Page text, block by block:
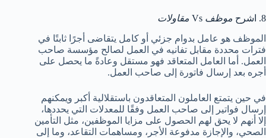
8. اشرح موظف
مقاولات
الموظف هو عامل بدوام جزئي أو كامل يتقاضى أجرًا ثابتًا في
فترات محددة مقابل تفانيه في العمل لصالح مؤسسة صاحب
العمل. أما العامل المتعاقد فهو مستقل وعادةً ما يحصل على
أجره بعد إرسال فاتورة إلى صاحب العمل.
في حين يتمتع العاملون المتعاقدون باستقلالية أكبر ويمكنهم
إرسال فواتير إلى صاحب العمل وفقًا للمعدلات التي يحددها،
إلا أنهم لا يحق لهم الحصول على مزايا الموظفين، مثل التأمين
الصحي، والإجازة مدفوعة الأجر، ومساهمات التقاعد، وما إلى